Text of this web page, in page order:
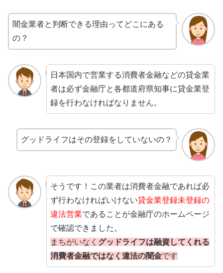
闇金業者と判断できる理由ってどこにある
の？
日本国内で営業する消費者金融などの貸金業
者は必ず金融庁と各都道府県知事に貸金業登
録を行わなければなりません。
グッドライフはその登録をしていないの？
そうです！この業者は消費者金融であれば必
ず行わなければいけない貸金業登録未登録の
違法営業であることが金融庁のホームページ
で確認できました。
まちがいなく グッドライフは融資してくれる
消費者金融ではなく違法の闇金です